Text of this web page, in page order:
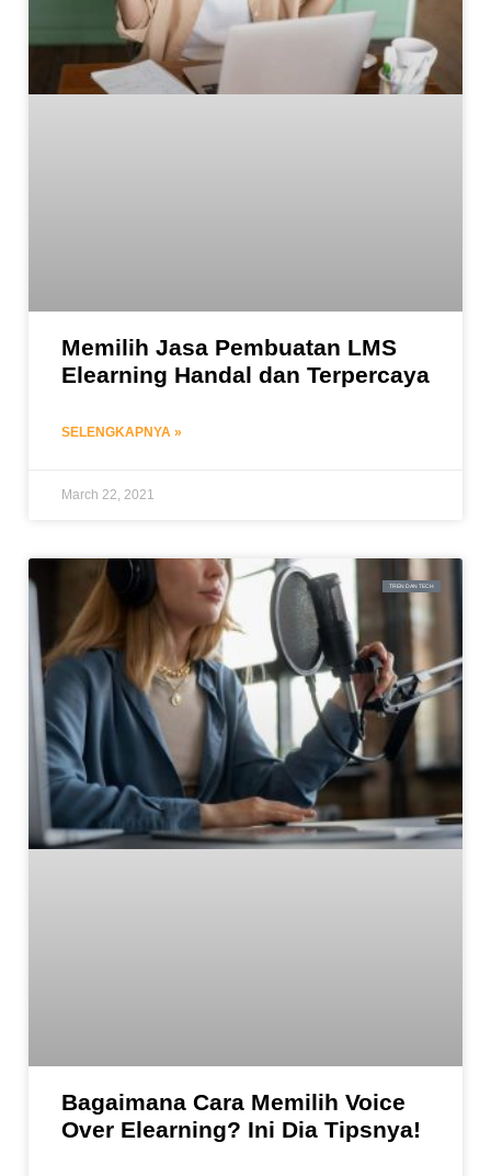
Memilih Jasa Pembuatan LMS
Elearning Handal dan Terpercaya
SELENGKAPNYA »
March 22, 2021
TREN DAN TECH
Bagaimana Cara Memilih Voice
Over Elearning? Ini Dia Tipsnya!